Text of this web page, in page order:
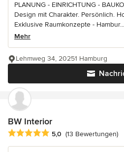
PLANUNG - EINRICHTUNG -
Design mit Charakter. Persönlich.
Exklusive Raumkonzepte - Hambur...
Mehr
Lehmweg 34, 20251 Hamburg
BW Interior
Durchschnittliche Bewertung: 5
5,0 (13 Bewertungen)